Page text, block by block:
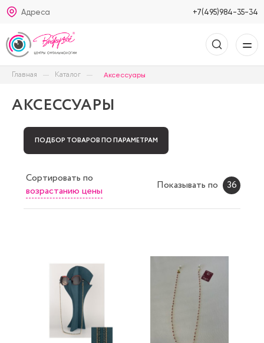
Адреса +7(495)984-35-34
Главная Каталог Аксессуары
АКСЕССУАРЫ
ПОДБОР ТОВАРОВ ПО ПАРАМЕТРАМ
Сортировать по
возрастанию цены
Показывать по 36